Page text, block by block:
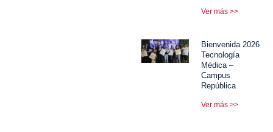
Ver más >>
Bienvenida 2026
Tecnología
Médica –
Campus
República
Ver más >>